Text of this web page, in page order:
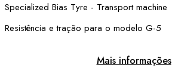
Specialized Bias Tyre - Transport machine
Resistência e tração para o modelo G-5
Mais informações